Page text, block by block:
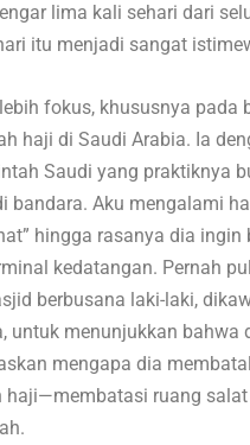
lima kali sehari dari
itu menjadi sangat
fokus, khususnya
haji di Saudi Arabia. Ia
Saudi yang praktiknya
bandara. Aku mengalami
hingga rasanya dia
kedatangan. Pernah
berbusana laki-laki,
untuk menunjukkan
mengapa dia
haji—membatasi ruang